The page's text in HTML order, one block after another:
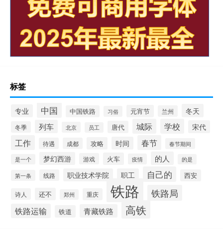
标签
专业 中国 中国铁路 习俗 元宵节 兰州 冬天
冬季 列车 北京 员工 唐代 城际 学校 宋代
工作 待遇 成都 攻略 时间 春节 春节期间
是一个 梦幻西游 游戏 火车 疫情 的人 的是
第一条 线路 职业技术学院 职工 自己的 西安
诗人 还不 郑州 重庆 铁路 铁路局
铁路运输 铁道 青藏铁路 高铁